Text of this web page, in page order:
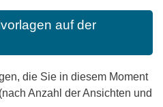
auf der
die Sie in diesem Moment
Anzahl der Ansichten und